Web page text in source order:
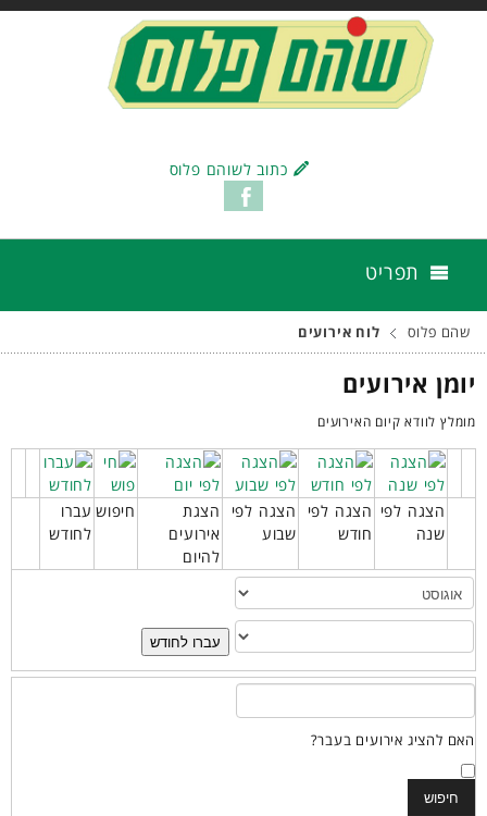
כתוב לשוהם פלוס
תפריט
שהם פלוס לוח אירועים
יומן אירועים
מומלץ לוודא קיום האירועים
הצגה לפי
שנה
הצגה לפי
חודש
הצגה לפי
שבוע
הצגת
אירועים
להיום
חיפוש עברו
לחודש
עברו לחודש
האם להציג אירועים בעבר?